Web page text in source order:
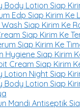
Body Lotion Siap
Edp Siap Kirim
Siap Kirim Ke
Siap Kirim Ke
Siap Kirim Ke
Hygiene Siap Kirim
Cream Siap Kirim
Lotion Night Siap
Body Lotion Siap
Mandi Antiseptik